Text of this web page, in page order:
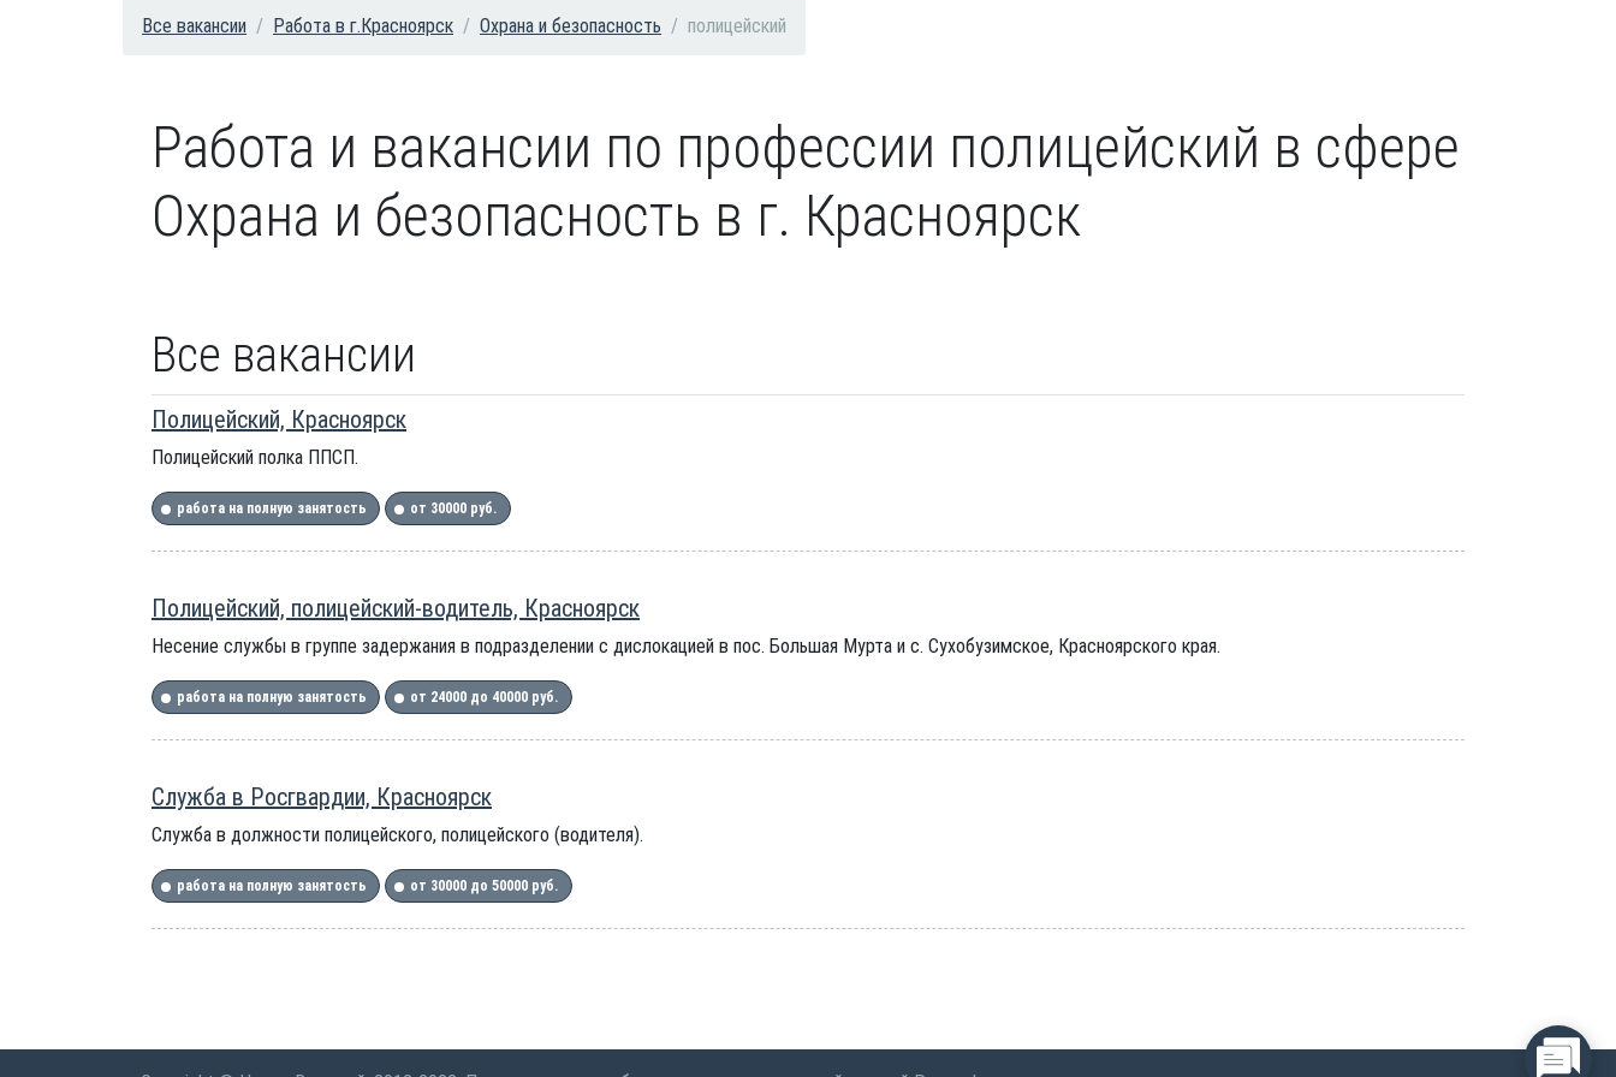
Все вакансии Работа в г.Красноярск Охрана и безопасность полицейский
Работа и вакансии по профессии полицейский в сфере
Охрана и безопасность в г. Красноярск
Все вакансии
Полицейский, Красноярск
Полицейский полка ППСП.
работа на полную занятость от 30000 руб.
Полицейский, полицейский-водитель, Красноярск
Несение службы в группе задержания в подразделении с дислокацией в пос. Большая Мурта и с. Сухобузимское, Красноярского края.
работа на полную занятость от 24000 до 40000 руб.
Служба в Росгвардии, Красноярск
Служба в должности полицейского, полицейского (водителя).
работа на полную занятость от 30000 до 50000 руб.